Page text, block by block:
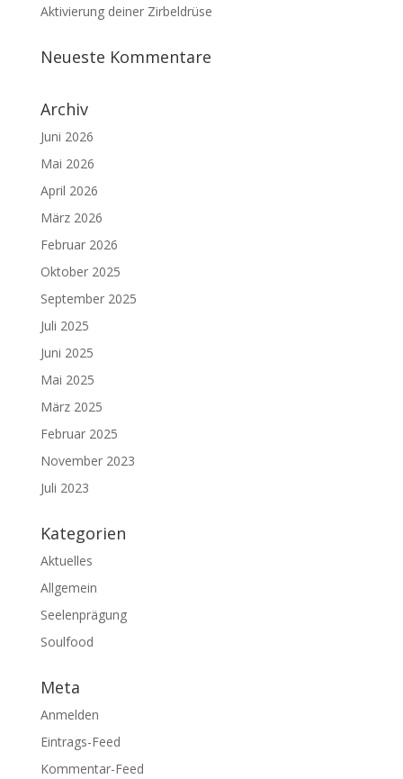
Aktivierung deiner Zirbeldrüse
Neueste Kommentare
Archiv
Juni 2026
Mai 2026
April 2026
März 2026
Februar 2026
Oktober 2025
September 2025
Juli 2025
Juni 2025
Mai 2025
März 2025
Februar 2025
November 2023
Juli 2023
Kategorien
Aktuelles
Allgemein
Seelenprägung
Soulfood
Meta
Anmelden
Eintrags-Feed
Kommentar-Feed